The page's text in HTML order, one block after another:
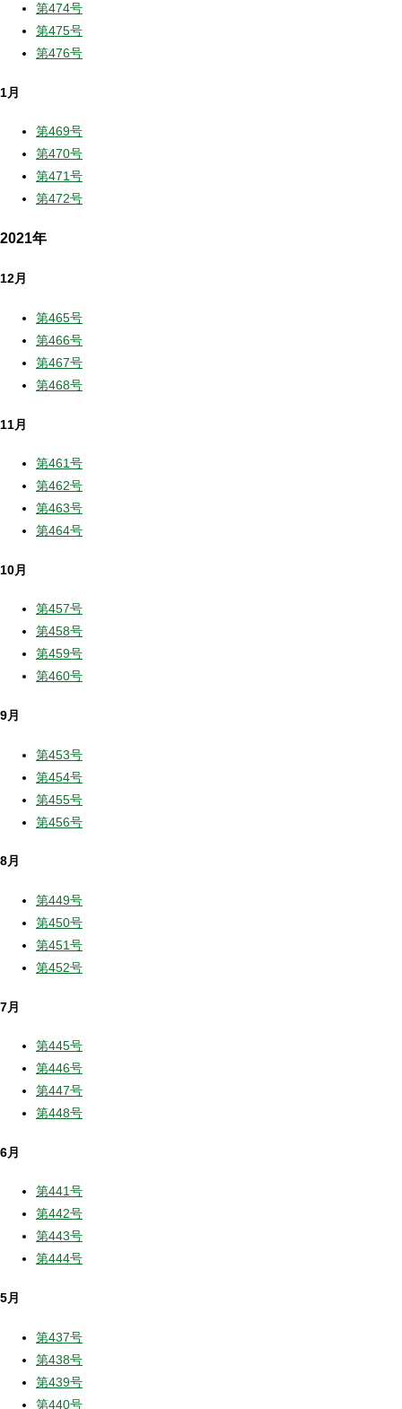
第474号
第475号
第476号
1月
第469号
第470号
第471号
第472号
2021年
12月
第465号
第466号
第467号
第468号
11月
第461号
第462号
第463号
第464号
10月
第457号
第458号
第459号
第460号
9月
第453号
第454号
第455号
第456号
8月
第449号
第450号
第451号
第452号
7月
第445号
第446号
第447号
第448号
6月
第441号
第442号
第443号
第444号
5月
第437号
第438号
第439号
第440号